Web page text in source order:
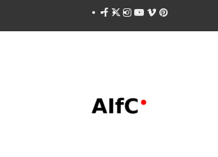
Facebook
X Instagram
Youtube
VimeoPinterest